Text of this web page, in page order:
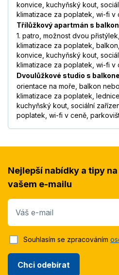
konvice, kuchyňský kout,
klimatizace za poplatek, wi-fi v
Třílůžkový apartmán s
1. patro, možnost dvou
klimatizace za poplatek,
konvice, kuchyňský kout,
klimatizace za poplatek, wi-fi v
Dvoulůžkové studio s
orientace na moře, balkon
klimatizace za poplatek,
kuchyňský kout, sociální
poplatek, wi-fi v ceně,
Nejlepší nabídky a tipy
vašem e-mailu
Váš e-mail
Chci odebírat
Souhlasím se zpracováním